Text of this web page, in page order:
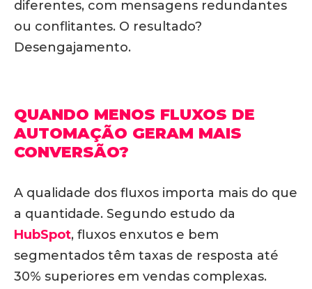
diferentes, com mensagens redundantes
ou conflitantes. O resultado?
Desengajamento.
QUANDO MENOS FLUXOS DE
AUTOMAÇÃO GERAM MAIS
CONVERSÃO?
A qualidade dos fluxos importa mais do que
a quantidade. Segundo estudo da
HubSpot, fluxos enxutos e bem
segmentados têm taxas de resposta até
30% superiores em vendas complexas.